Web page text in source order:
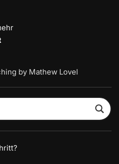
by Mathew Lovel